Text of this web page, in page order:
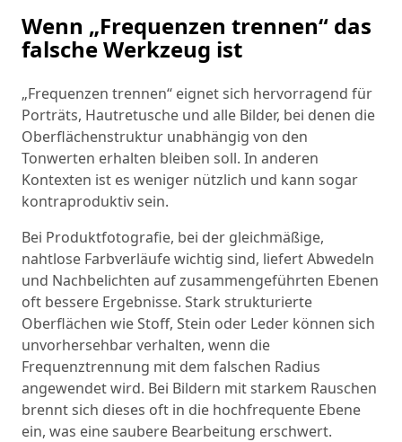
Wenn „Frequenzen trennen“ das
falsche Werkzeug ist
„Frequenzen trennen“ eignet sich hervorragend für
Porträts, Hautretusche und alle Bilder, bei denen die
Oberflächenstruktur unabhängig von den
Tonwerten erhalten bleiben soll. In anderen
Kontexten ist es weniger nützlich und kann sogar
kontraproduktiv sein.
Bei Produktfotografie, bei der gleichmäßige,
nahtlose Farbverläufe wichtig sind, liefert Abwedeln
und Nachbelichten auf zusammengeführten Ebenen
oft bessere Ergebnisse. Stark strukturierte
Oberflächen wie Stoff, Stein oder Leder können sich
unvorhersehbar verhalten, wenn die
Frequenztrennung mit dem falschen Radius
angewendet wird. Bei Bildern mit starkem Rauschen
brennt sich dieses oft in die hochfrequente Ebene
ein, was eine saubere Bearbeitung erschwert.